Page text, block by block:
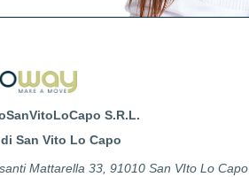
S.R.L.
San Vito Lo Capo
Mattarella 33, 91010 San VIto Lo Capo